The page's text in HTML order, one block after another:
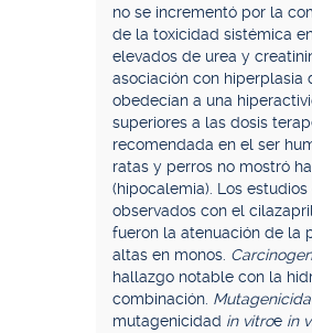
no se incrementó por la
de la toxicidad sistémica
elevados de urea y
asociación con hiperplasia
obedecían a una
superiores a las dosis
recomendada en el ser
ratas y perros no mostró
(hipocalemia). Los
observados con el
fueron la atenuación de la
altas en monos.
hallazgo notable con la
combinación.
mutagenicidad in vitroe in